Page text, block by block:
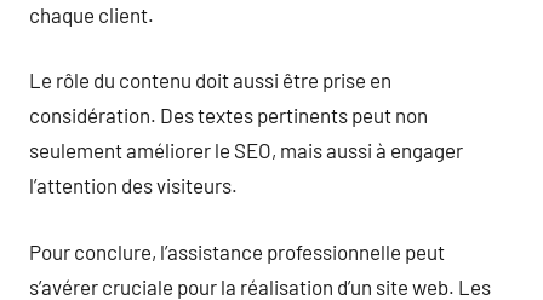
chaque client.
Le rôle du contenu doit aussi être prise en
considération. Des textes pertinents peut non
seulement améliorer le SEO, mais aussi à engager
l’attention des visiteurs.
Pour conclure, l’assistance professionnelle peut
s’avérer cruciale pour la réalisation d’un site web. Les